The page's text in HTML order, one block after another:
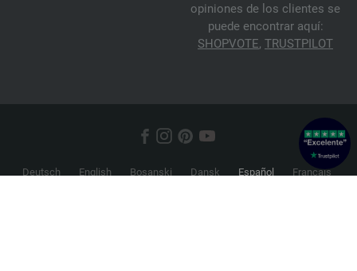
opiniones de los clientes se
puede encontrar aquí:
SHOPVOTE, TRUSTPILOT
Deutsch English Bosanski Dansk Español
Français